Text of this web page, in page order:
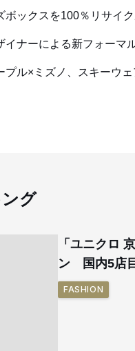
ボックスを100％リサイ
イナーによる新フォーマ
プル×ミズノ、スキーウ
グ
「ユニクロ
ン 国内5店
FASHION